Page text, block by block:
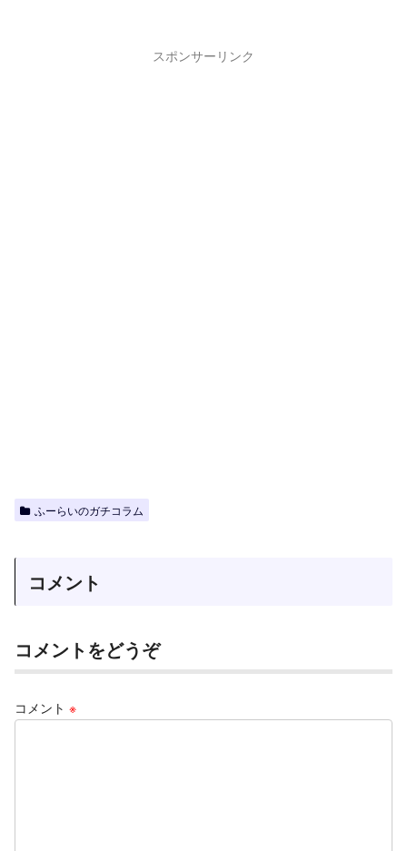
スポンサーリンク
ふーらいのガチコラム
コメント
コメントをどうぞ
コメント ※